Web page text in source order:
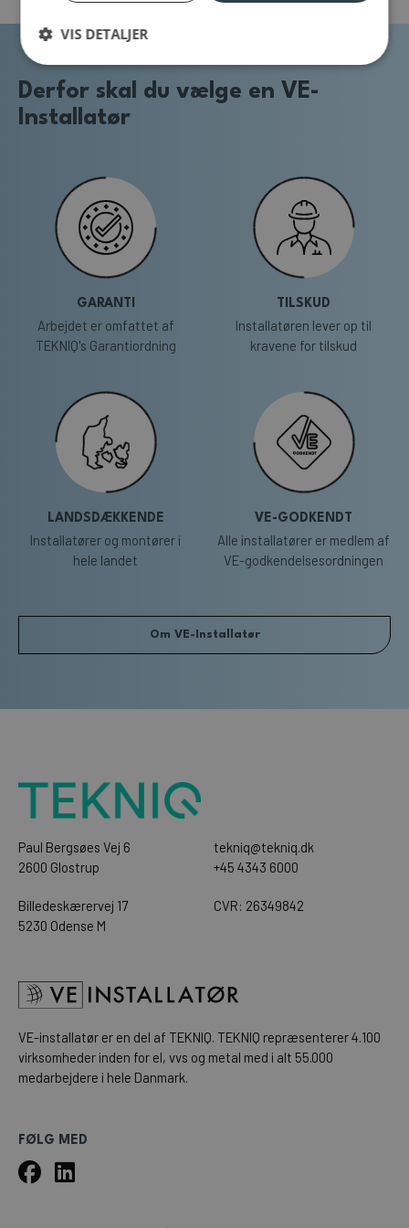
Derfor skal du vælge en VE-
Installatør
GARANTI
Arbejdet er omfattet af
TEKNIQ's Garantiordning
TILSKUD
Installatøren lever op til
kravene for tilskud
LANDSDÆKKENDE
Installatører og montører i
hele landet
VE-GODKENDT
Alle installatører er medlem af
VE-godkendelsesordningen
Om VE-Installatør
Paul Bergsøes Vej 6
2600 Glostrup
Billedeskærervej 17
5230 Odense M
tekniq@tekniq.dk
+45 4343 6000
CVR: 26349842
VE-installatør er en del af TEKNIQ. TEKNIQ repræsenterer 4.100
virksomheder inden for el, vvs og metal med i alt 55.000
medarbejdere i hele Danmark.
FØLG MED
VIS DETALJER